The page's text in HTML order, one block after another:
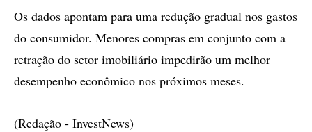
Os dados apontam para uma redução gradual nos gastos
do consumidor. Menores compras em conjunto com a
retração do setor imobiliário impedirão um melhor
desempenho econômico nos próximos meses.
(Redação - InvestNews)